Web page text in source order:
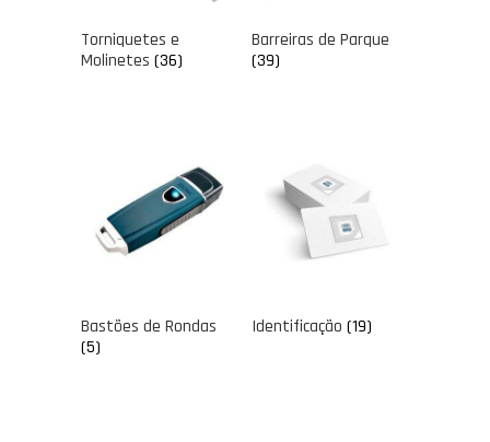
Torniquetes e
Molinetes (36)
Barreiras de Parque
(39)
Bastões de Rondas
(5)
Identificação (19)